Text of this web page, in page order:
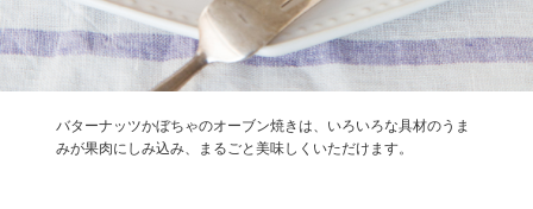
バターナッツかぼちゃのオーブン焼きは、いろいろな具材のうま
みが果肉にしみ込み、まるごと美味しくいただけます。